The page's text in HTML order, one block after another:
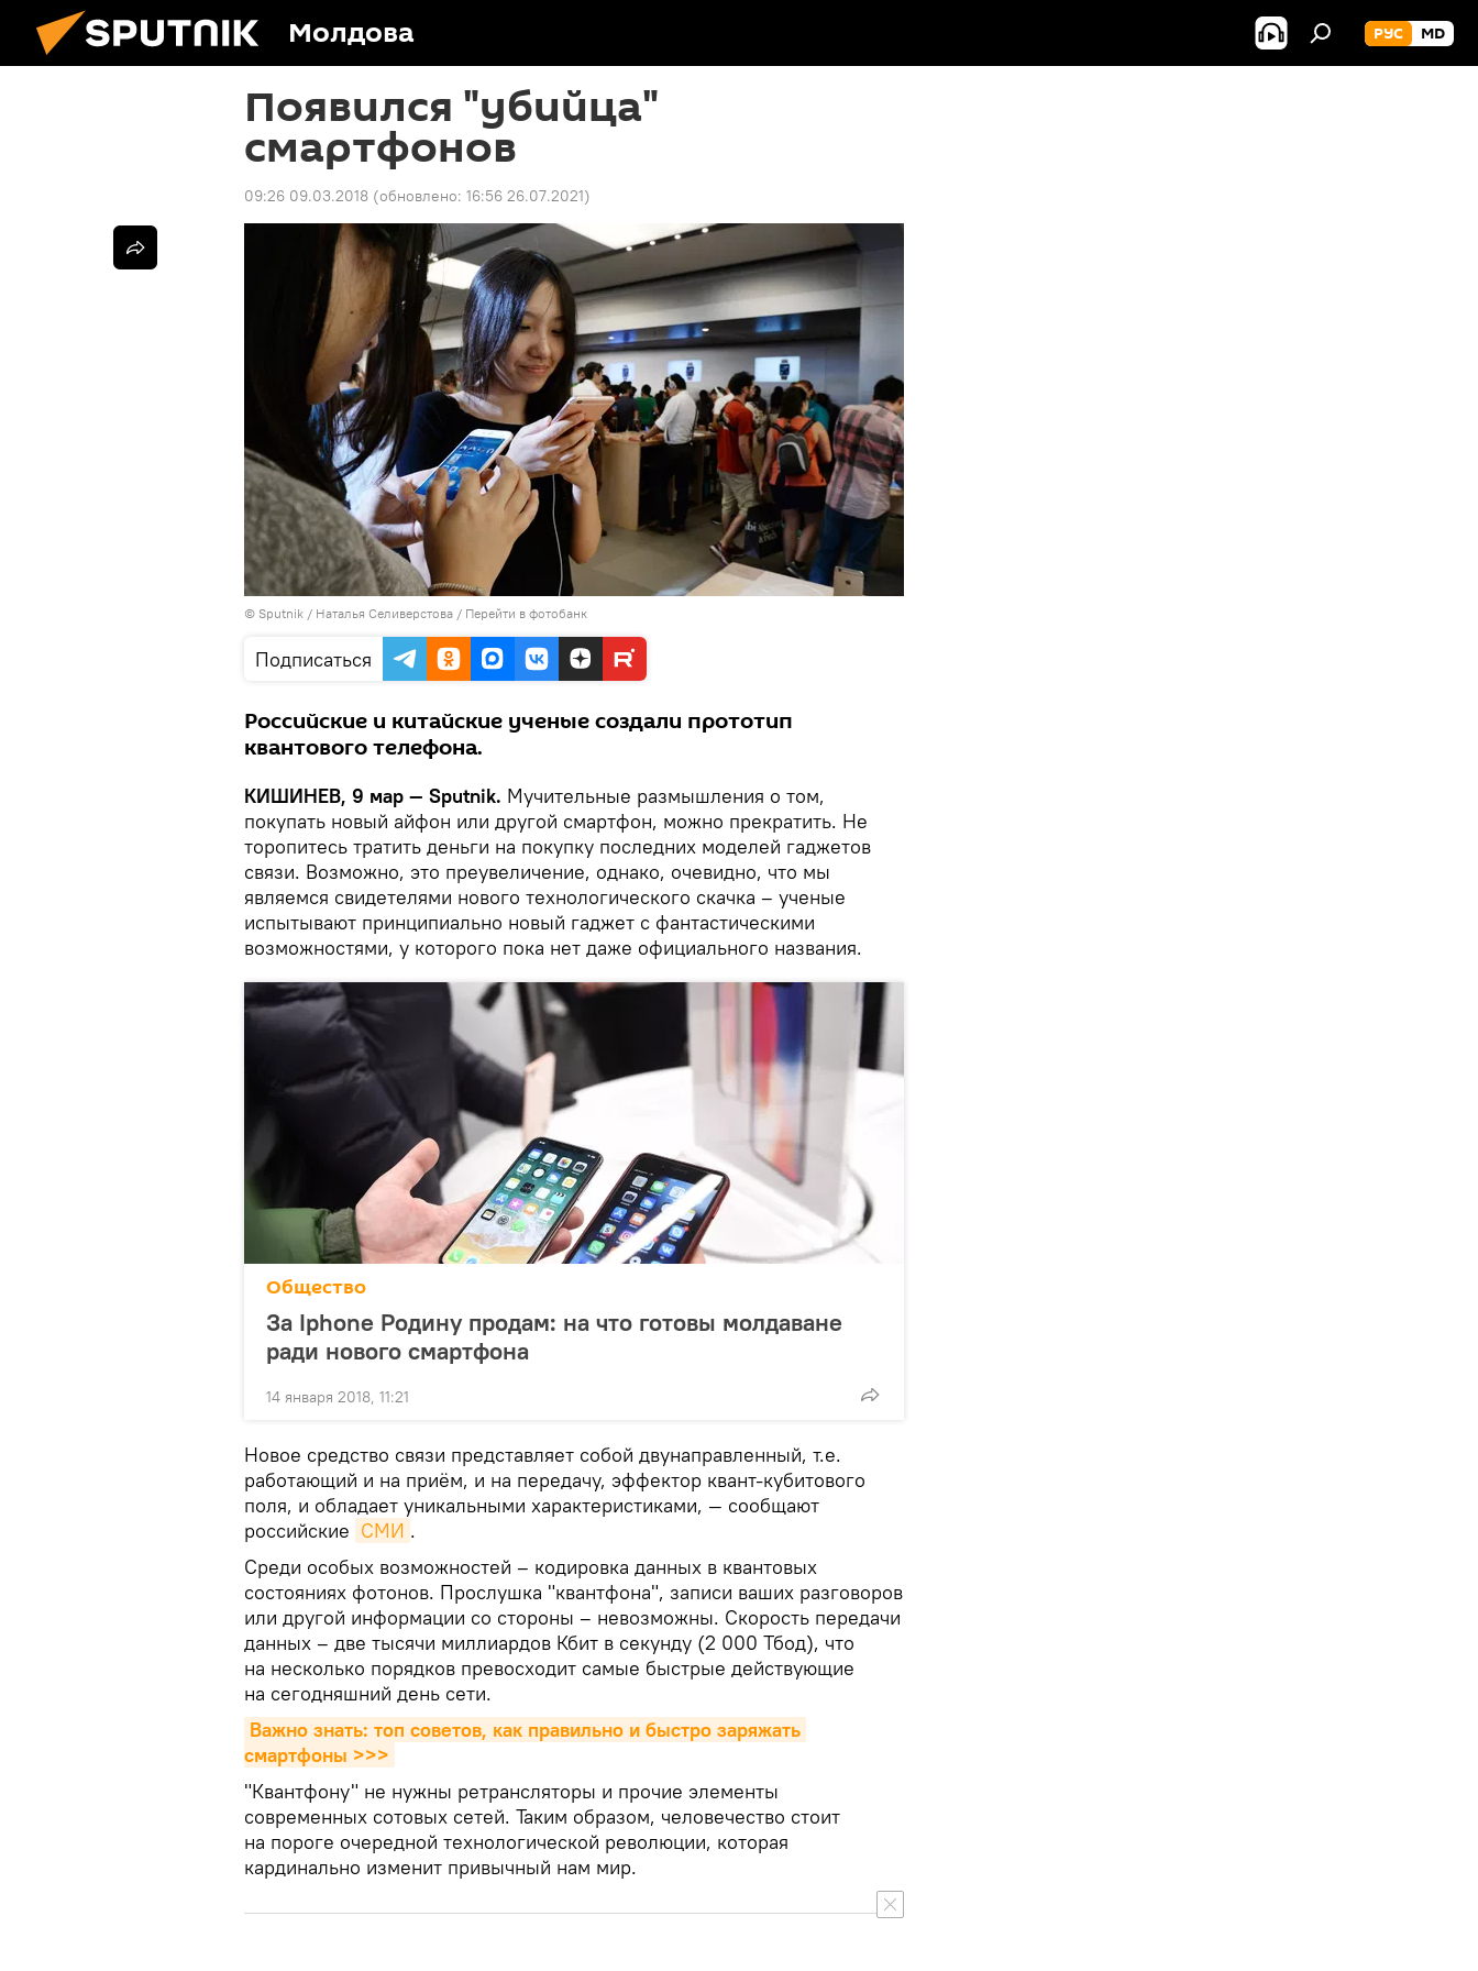
Молдова РУС MD
Появился "убийца"
смартфонов
09:26 09.03.2018 (обновлено: 16:56 26.07.2021)
© Sputnik / Наталья Селиверстова / Перейти в фотобанк
Подписаться
Российские и китайские ученые создали прототип
квантового телефона.
КИШИНЕВ, 9 мар — Sputnik. Мучительные размышления о том,
покупать новый айфон или другой смартфон, можно прекратить. Не
торопитесь тратить деньги на покупку последних моделей гаджетов
связи. Возможно, это преувеличение, однако, очевидно, что мы
являемся свидетелями нового технологического скачка – ученые
испытывают принципиально новый гаджет с фантастическими
возможностями, у которого пока нет даже официального названия.
Общество
За Iphone Родину продам: на что готовы молдаване
ради нового смартфона
14 января 2018, 11:21
Новое средство связи представляет собой двунаправленный, т.е.
работающий и на приём, и на передачу, эффектор квант-кубитового
поля, и обладает уникальными характеристиками, — сообщают
российские СМИ .
Среди особых возможностей – кодировка данных в квантовых
состояниях фотонов. Прослушка "квантфона", записи ваших разговоров
или другой информации со стороны – невозможны. Скорость передачи
данных – две тысячи миллиардов Кбит в секунду (2 000 Тбод), что
на несколько порядков превосходит самые быстрые действующие
на сегодняшний день сети.
Важно знать: топ советов, как правильно и быстро заряжать
смартфоны >>>
"Квантфону" не нужны ретрансляторы и прочие элементы
современных сотовых сетей. Таким образом, человечество стоит
на пороге очередной технологической революции, которая
кардинально изменит привычный нам мир.